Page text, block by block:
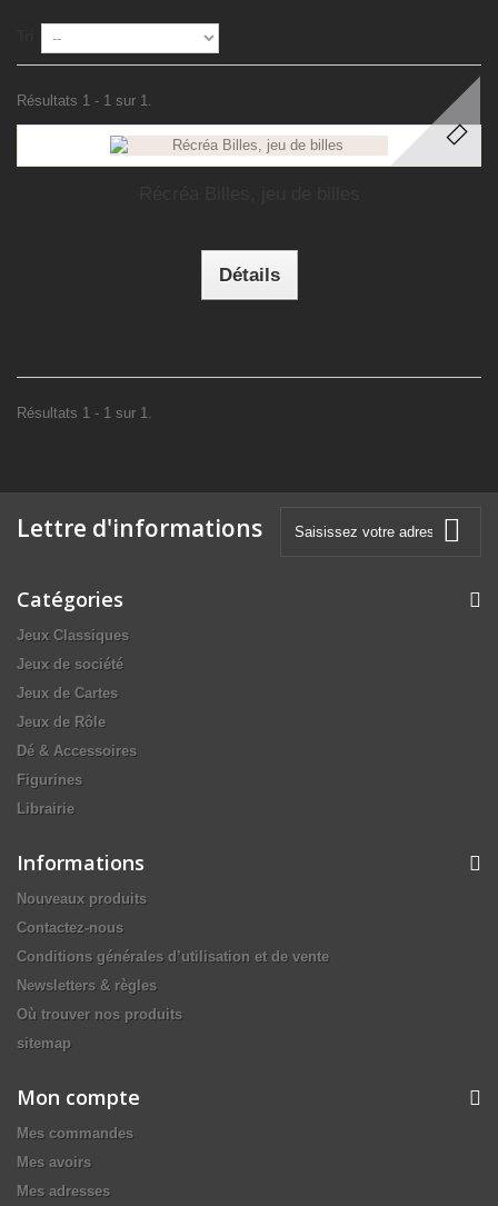
Résultats 1 - 1 sur 1.
Détails
Résultats 1 - 1 sur 1.
Lettre d'informations
Catégories
Jeux Classiques
Jeux de société
Jeux de Cartes
Jeux de Rôle
Dé & Accessoires
Figurines
Librairie
Informations
Nouveaux produits
Contactez-nous
Conditions générales d’utilisation et de vente
Newsletters & règles
Où trouver nos produits
sitemap
Mon compte
Mes commandes
Mes avoirs
Mes adresses